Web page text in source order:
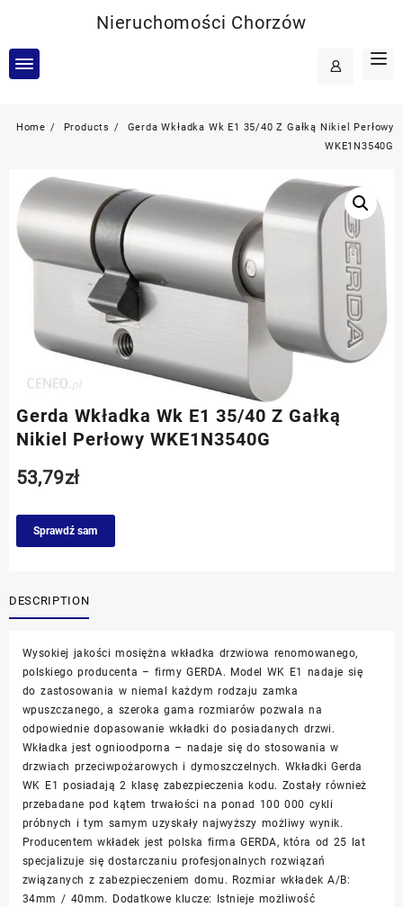
content
Nieruchomości Chorzów
Home Products
Gerda Wkładka Wk E1 35/40 Z Gałką Nikiel Perłowy
WKE1N3540G
Gerda Wkładka Wk E1 35/40 Z Gałką
Nikiel Perłowy WKE1N3540G
53,79zł
Sprawdź sam
DESCRIPTION
Wysokiej jakości mosiężna wkładka drzwiowa renomowanego,
polskiego producenta – firmy GERDA. Model WK E1 nadaje się
do zastosowania w niemal każdym rodzaju zamka
wpuszczanego, a szeroka gama rozmiarów pozwala na
odpowiednie dopasowanie wkładki do posiadanych drzwi.
Wkładka jest ognioodporna – nadaje się do stosowania w
drzwiach przeciwpożarowych i dymoszczelnych. Wkładki Gerda
WK E1 posiadają 2 klasę zabezpieczenia kodu. Zostały również
przebadane pod kątem trwałości na ponad 100 000 cykli
próbnych i tym samym uzyskały najwyższy możliwy wynik.
Producentem wkładek jest polska firma GERDA, która od 25 lat
specjalizuje się dostarczaniu profesjonalnych rozwiązań
związanych z zabezpieczeniem domu. Rozmiar wkładek A/B:
34mm / 40mm. Dodatkowe klucze: Istnieje możliwość